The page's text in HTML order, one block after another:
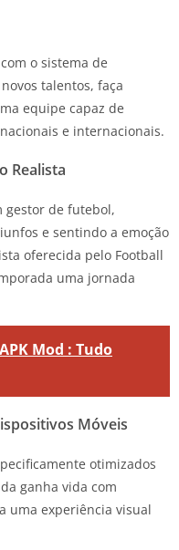
o sistema de
talentos, faça
equipe capaz de
e internacionais.
Realista
gestor de futebol,
e sentindo a emoção
oferecida pelo Football
uma jornada
Mod : Tudo
Móveis
otimizados
ganha vida com
uma experiência visual